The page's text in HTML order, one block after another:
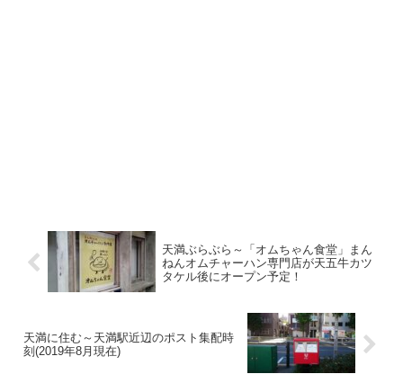
天満ぶらぶら～「オムちゃん食堂」まん
ねんオムチャーハン専門店が天五牛カツ
タケル後にオープン予定！
天満に住む～天満駅近辺のポスト集配時
刻(2019年8月現在)